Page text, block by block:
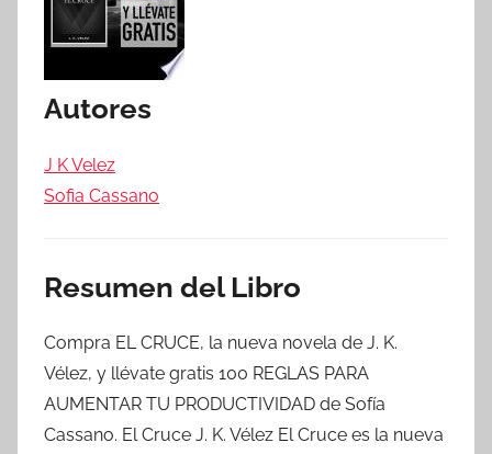
Autores
J K Velez
Sofia Cassano
Resumen del Libro
Compra EL CRUCE, la nueva novela de J. K.
Vélez, y llévate gratis 100 REGLAS PARA
AUMENTAR TU PRODUCTIVIDAD de Sofía
Cassano. El Cruce J. K. Vélez El Cruce es la nueva